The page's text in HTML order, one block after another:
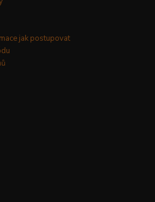
jak postupovat